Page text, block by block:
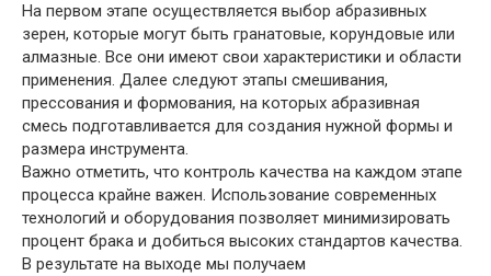
На первом этапе осуществляется выбор абразивных
зерен, которые могут быть гранатовые, корундовые или
алмазные. Все они имеют свои характеристики и области
применения. Далее следуют этапы смешивания,
прессования и формования, на которых абразивная
смесь подготавливается для создания нужной формы и
размера инструмента.
Важно отметить, что контроль качества на каждом этапе
процесса крайне важен. Использование современных
технологий и оборудования позволяет минимизировать
процент брака и добиться высоких стандартов качества.
В результате на выходе мы получаем